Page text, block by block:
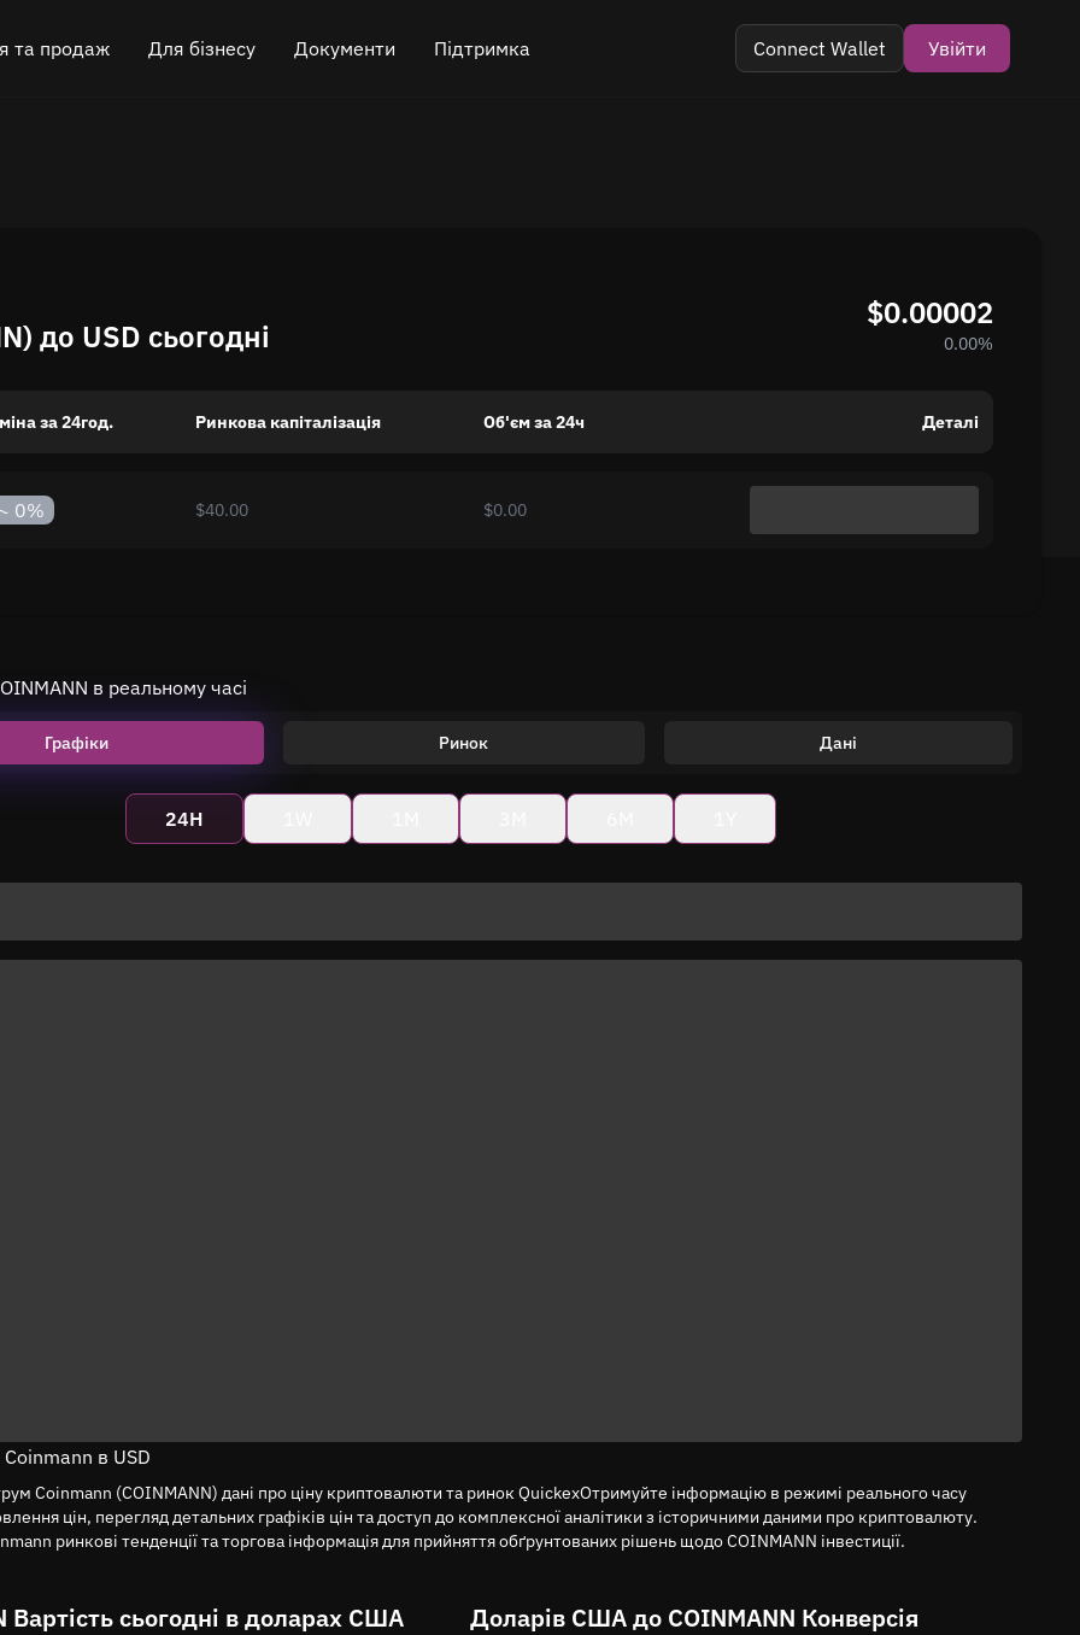
та продаж Для бізнесу
Перехресний обмін ланцюгами
Лістинг активів
Документи Підтримка Connect Wallet Увійти
до USD сьогодні
$0.00002
0.00%
за 24год. Ринкова капіталізація Об'єм за 24ч Деталі
~ 0% $40.00 $0.00
в реальному часі
Графіки Ринок Дані
24H
в USD
Coinmann (COINMANN) дані про ціну криптовалюти та ринок QuickexОтримуйте інформацію в режимі реального часу
цін, перегляд детальних графіків цін та доступ до комплексної аналітики з історичними даними про криптовалюту.
ринкові тенденції та торгова інформація для прийняття обґрунтованих рішень щодо COINMANN інвестиції.
Вартість сьогодні в доларах США Доларів США до COINMANN Конверсія